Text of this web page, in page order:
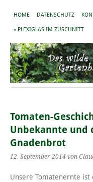
HOME DATENSCHUTZ
» PLEXIGLAS IM ZUSCHNITT
Tomaten-
Unbekannte und
Gnadenbrot
12. September 2014 von
Unsere Tomatenernte ist